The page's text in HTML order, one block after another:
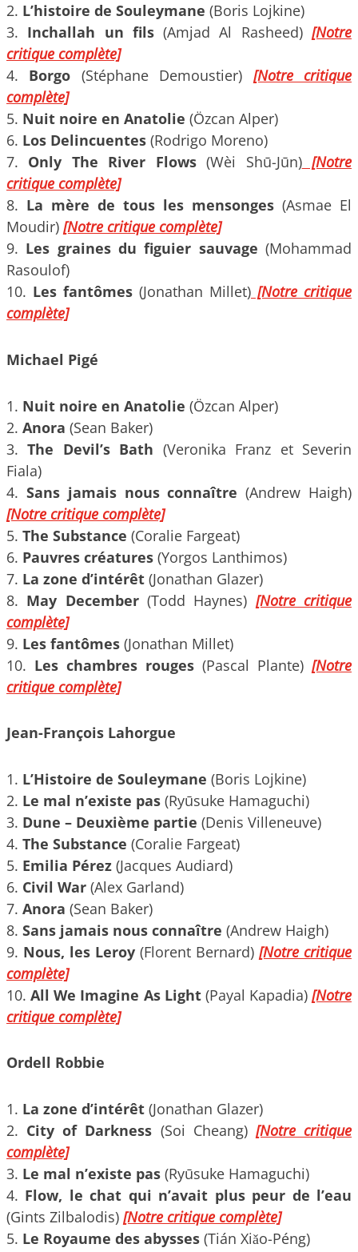
2. L’histoire de Souleymane (Boris Lojkine)
3. Inchallah un fils(Amjad Al Rasheed)[Notre
critique complète]
4. Borgo (Stéphane Demoustier) [Notre critique
complète]
5. Nuit noire en Anatolie (Özcan Alper)
6. Los Delincuentes (Rodrigo Moreno)
7. Only The River Flows(Wèi Shū-Jūn)[Notre
critique complète]
8. La mère de tous les mensonges (Asmae El
Moudir) [Notre critique complète]
9. Les graines du figuier sauvage(Mohammad
Rasoulof)
10. Les fantômes (Jonathan Millet) [Notre critique
complète]
Michael Pigé
1. Nuit noire en Anatolie (Özcan Alper)
2. Anora (Sean Baker)
3.The Devil’s Bath (Veronika Franz et Severin
Fiala)
4. Sans jamais nous connaître (Andrew Haigh)
[Notre critique complète]
5. The Substance (Coralie Fargeat)
6. Pauvres créatures (Yorgos Lanthimos)
7. La zone d’intérêt (Jonathan Glazer)
8. May December(Todd Haynes) [Notre critique
complète]
9. Les fantômes (Jonathan Millet)
10. Les chambres rouges (Pascal Plante) [Notre
critique complète]
Jean-François Lahorgue
1. L’Histoire de Souleymane (Boris Lojkine)
2. Le mal n’existe pas (Ryūsuke Hamaguchi)
3. Dune – Deuxième partie (Denis Villeneuve)
4. The Substance (Coralie Fargeat)
5. Emilia Pérez (Jacques Audiard)
6. Civil War (Alex Garland)
7. Anora (Sean Baker)
8. Sans jamais nous connaître (Andrew Haigh)
9. Nous, les Leroy (Florent Bernard) [Notre critique
complète]
10.All We Imagine As Light(Payal Kapadia) [Notre
critique complète]
Ordell Robbie
1. La zone d’intérêt (Jonathan Glazer)
2. City of Darkness (Soi Cheang) [Notre critique
complète]
3. Le mal n’existe pas (Ryūsuke Hamaguchi)
4. Flow, le chat qui n’avait plus peur de l’eau
(Gints Zilbalodis) [Notre critique complète]
5. Le Royaume des abysses (Tián Xiǎo-Péng)